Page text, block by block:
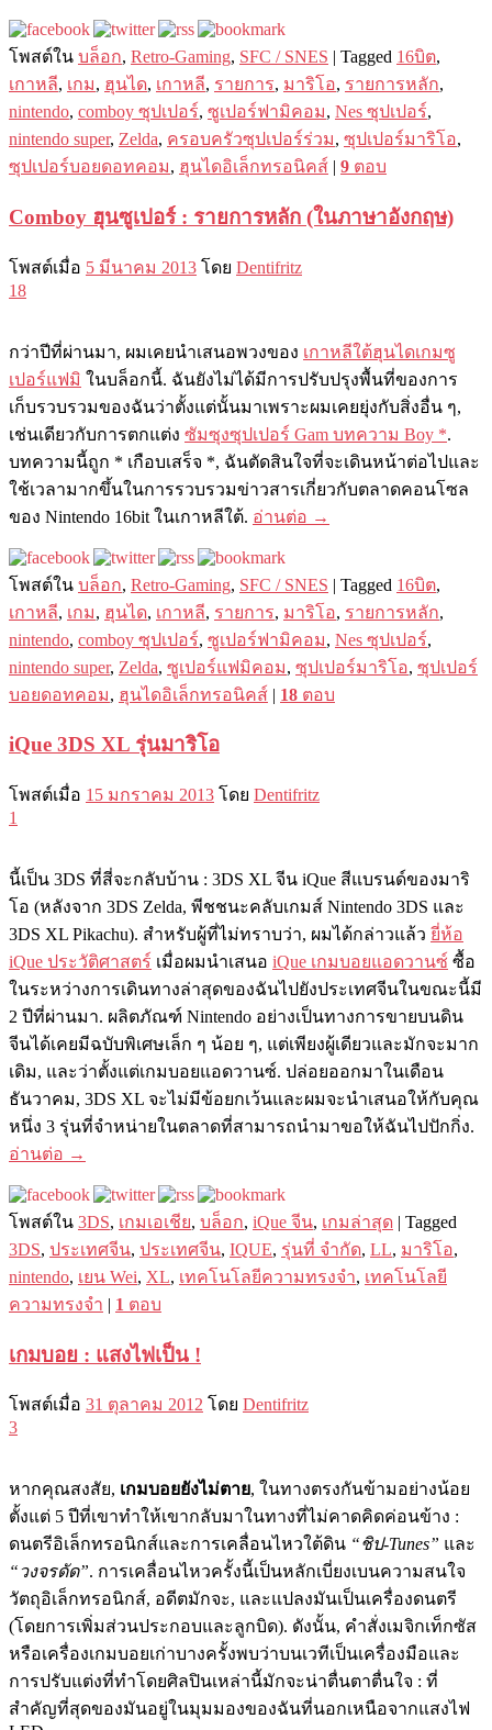
โพสต์ใน บล็อก, Retro-Gaming, SFC / SNES | Tagged 16บิต,
เกาหลี, เกม, ฮุนได, เกาหลี, รายการ, มาริโอ, รายการหลัก,
nintendo, comboy ซุปเปอร์, ซูเปอร์ฟามิคอม, Nes ซุปเปอร์,
nintendo super, Zelda, ครอบครัวซุปเปอร์ร่วม, ซุปเปอร์มาริโอ,
ซุปเปอร์บอยดอทคอม, ฮุนไดอิเล็กทรอนิคส์ | 9 ตอบ
Comboy ฮุนซูเปอร์ : รายการหลัก (ในภาษาอังกฤษ)
โพสต์เมื่อ 5 มีนาคม 2013 โดย Dentifritz
18
กว่าปีที่ผ่านมา, ผมเคยนำเสนอพวงของ เกาหลีใต้ฮุนไดเกมซู
เปอร์แฟมิ ในบล็อกนี้. ฉันยังไม่ได้มีการปรับปรุงพื้นที่ของการ
เก็บรวบรวมของฉันว่าตั้งแต่นั้นมาเพราะผมเคยยุ่งกับสิ่งอื่น ๆ,
เช่นเดียวกับการตกแต่ง ซัมซุงซุปเปอร์ Gam บทความ Boy *.
บทความนี้ถูก * เกือบเสร็จ *, ฉันตัดสินใจที่จะเดินหน้าต่อไปและ
ใช้เวลามากขึ้นในการรวบรวมข่าวสารเกี่ยวกับตลาดคอนโซล
ของ Nintendo 16bit ในเกาหลีใต้. อ่านต่อ →
โพสต์ใน บล็อก, Retro-Gaming, SFC / SNES | Tagged 16บิต,
เกาหลี, เกม, ฮุนได, เกาหลี, รายการ, มาริโอ, รายการหลัก,
nintendo, comboy ซุปเปอร์, ซูเปอร์ฟามิคอม, Nes ซุปเปอร์,
nintendo super, Zelda, ซูเปอร์แฟมิคอม, ซุปเปอร์มาริโอ, ซุปเปอร์
บอยดอทคอม, ฮุนไดอิเล็กทรอนิคส์ | 18 ตอบ
iQue 3DS XL รุ่นมาริโอ
โพสต์เมื่อ 15 มกราคม 2013 โดย Dentifritz
1
นี้เป็น 3DS ที่สี่จะกลับบ้าน : 3DS XL จีน iQue สีแบรนด์ของมาริ
โอ (หลังจาก 3DS Zelda, พีชชนะคลับเกมส์ Nintendo 3DS และ
3DS XL Pikachu). สำหรับผู้ที่ไม่ทราบว่า, ผมได้กล่าวแล้ว ยี่ห้อ
iQue ประวัติศาสตร์ เมื่อผมนำเสนอ iQue เกมบอยแอดวานซ์ ซื้อ
ในระหว่างการเดินทางล่าสุดของฉันไปยังประเทศจีนในขณะนี้มี
2 ปีที่ผ่านมา. ผลิตภัณฑ์ Nintendo อย่างเป็นทางการขายบนดิน
จีนได้เคยมีฉบับพิเศษเล็ก ๆ น้อย ๆ, แต่เพียงผู้เดียวและมักจะมาก
เดิม, และว่าตั้งแต่เกมบอยแอดวานซ์. ปล่อยออกมาในเดือน
ธันวาคม, 3DS XL จะไม่มีข้อยกเว้นและผมจะนำเสนอให้กับคุณ
หนึ่ง 3 รุ่นที่จำหน่ายในตลาดที่สามารถนำมาขอให้ฉันไปปักกิ่ง.
อ่านต่อ →
โพสต์ใน 3DS, เกมเอเชีย, บล็อก, iQue จีน, เกมล่าสุด | Tagged
3DS, ประเทศจีน, ประเทศจีน, IQUE, รุ่นที่ จำกัด, LL, มาริโอ,
nintendo, เยน Wei, XL, เทคโนโลยีความทรงจำ, เทคโนโลยี
ความทรงจำ | 1 ตอบ
เกมบอย : แสงไฟเป็น !
โพสต์เมื่อ 31 ตุลาคม 2012 โดย Dentifritz
3
หากคุณสงสัย, เกมบอยยังไม่ตาย, ในทางตรงกันข้ามอย่างน้อย
ตั้งแต่ 5 ปีที่เขาทำให้เขากลับมาในทางที่ไม่คาดคิดค่อนข้าง :
ดนตรีอิเล็กทรอนิกส์และการเคลื่อนไหวใต้ดิน “ชิป-Tunes” และ
“วงจรดัด”. การเคลื่อนไหวครั้งนี้เป็นหลักเบี่ยงเบนความสนใจ
วัตถุอิเล็กทรอนิกส์, อดีตมักจะ, และแปลงมันเป็นเครื่องดนตรี
(โดยการเพิ่มส่วนประกอบและลูกบิด). ดังนั้น, คำสั่งเมจิกเท็กซัส
หรือเครื่องเกมบอยเก่าบางครั้งพบว่าบนเวทีเป็นเครื่องมือและ
การปรับแต่งที่ทำโดยศิลปินเหล่านี้มักจะน่าตื่นตาตื่นใจ : ที่
สำคัญที่สุดของมันอยู่ในมุมมองของฉันที่นอกเหนือจากแสงไฟ